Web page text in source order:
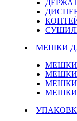
МЕШКИ
МЕШКИ
МЕШКИ
МЕШКИ
МЕШКИ